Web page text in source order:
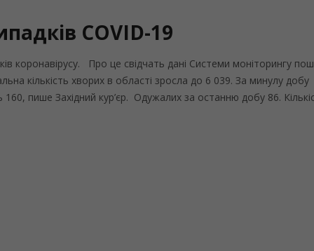
COVID-19
коронавірусу. Про це свідчать дані Системи моніторингу
кількість хворих в області зросла до 6 039. За минулу добу
пише Західний кур’єр. Одужалих за останню добу 86.